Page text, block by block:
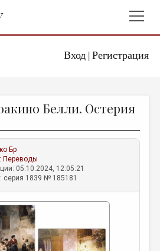
Вход| Регистрация
Белли. Остерия
Бр
Переводы
05.10.2024, 12:05:21
серия 1839 № 185181